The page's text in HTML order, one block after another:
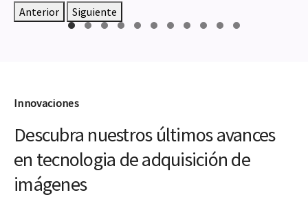
Anterior Siguiente
Innovaciones
Descubra nuestros últimos avances
en tecnologia de adquisición de
imágenes